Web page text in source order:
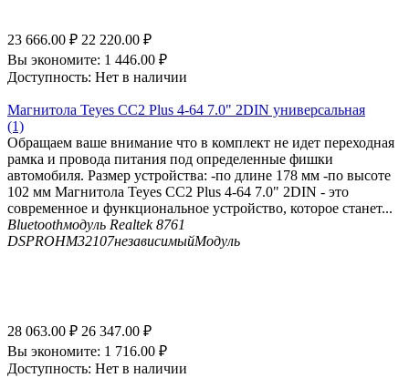
23 666.00 ₽ 22 220.00 ₽
Вы экономите: 1 446.00 ₽
Доступность: Нет в наличии
Магнитола Teyes CC2 Plus 4-64 7.0" 2DIN универсальная
(1)
Обращаем ваше внимание что в комплект не идет переходная
рамка и провода питания под определенные фишки
автомобиля. Размер устройства: -по длине 178 мм -по высоте
102 мм Магнитола Teyes CC2 Plus 4-64 7.0" 2DIN - это
современное и функциональное устройство, которое станет...
Bluetoothмодуль Realtek 8761
DSPROHM32107независимыйМодуль
28 063.00 ₽ 26 347.00 ₽
Вы экономите: 1 716.00 ₽
Доступность: Нет в наличии